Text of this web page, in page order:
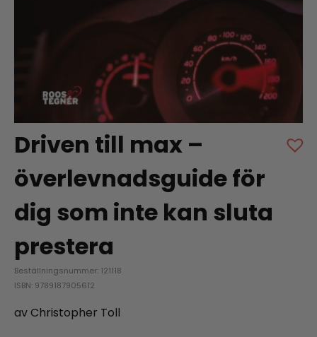
Driven till max –
överlevnadsguide för
dig som inte kan sluta
prestera
Beställningsnummer: 121118
ISBN: 9789187905612
av Christopher Toll